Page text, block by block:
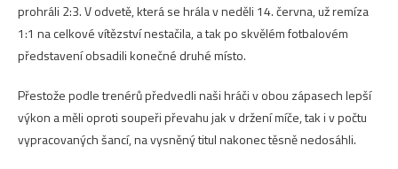
prohráli 2:3. V odvetě, která se hrála v neděli 14. června, už remíza
1:1 na celkové vítězství nestačila, a tak po skvělém fotbalovém
představení obsadili konečné druhé místo.
Přestože podle trenérů předvedli naši hráči v obou zápasech lepší
výkon a měli oproti soupeři převahu jak v držení míče, tak i v počtu
vypracovaných šancí, na vysněný titul nakonec těsně nedosáhli.